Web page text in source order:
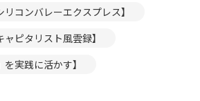
コンバレーエクスプレス】
ピタリスト風雲録】
実践に活かす】